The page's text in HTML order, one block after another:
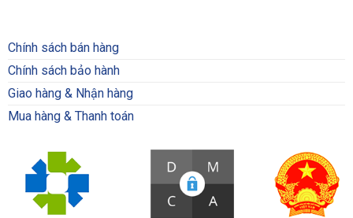
Chính sách bán hàng
Chính sách bảo hành
Giao hàng & Nhận hàng
Mua hàng & Thanh toán